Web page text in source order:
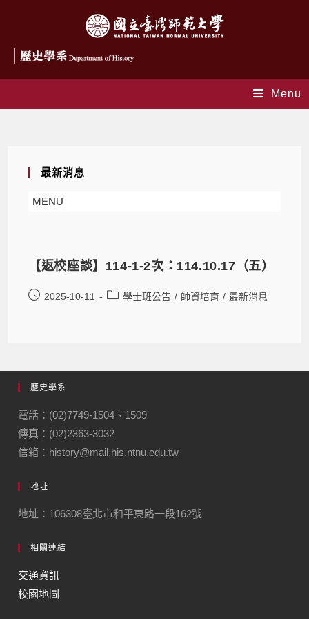
Menu
最新消息
MENU
【返校座談】114-1-2次：114.10.17（五）
2025-10-11 學士班公告 / 師資培育 / 最新消息
歷史學系
電話：(02)7749-1504、1509
傳真：(02)2363-3032
信箱：history@mail.his.ntnu.edu.tw
地址
地址：106308臺北市和平東路一段162號
相關連結
交通資訊
校園地圖